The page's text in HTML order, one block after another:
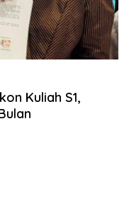
Kuliah S1,